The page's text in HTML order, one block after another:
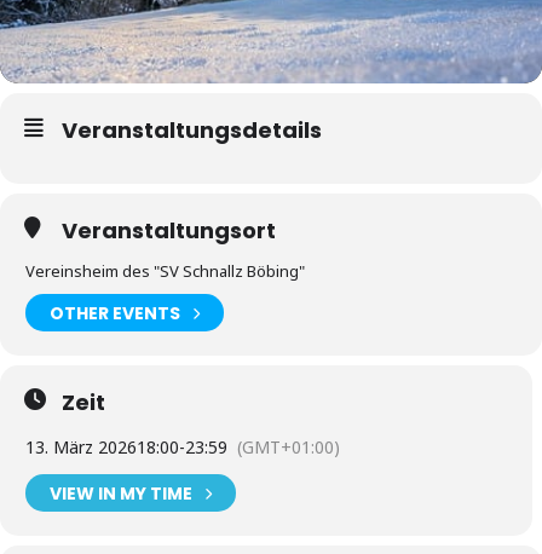
Veranstaltungsdetails
Veranstaltungsort
Vereinsheim des "SV Schnallz Böbing"
OTHER EVENTS
Zeit
13. März 202618:00-23:59 (GMT+01:00)
VIEW IN MY TIME